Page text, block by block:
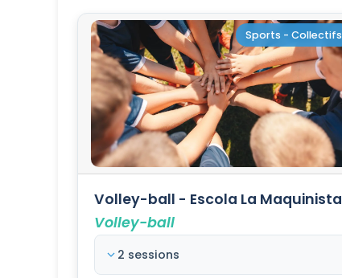
Sports - Collectifs
Volley-ball - Escola La Maquinista
Volley-ball
2 sessions